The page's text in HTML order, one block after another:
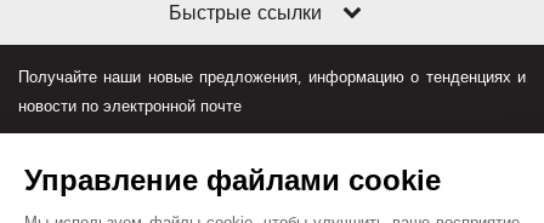
Быстрые ссылки
Получайте наши новые предложения, информацию о тенденциях и
новости по электронной почте
Управление файлами cookie